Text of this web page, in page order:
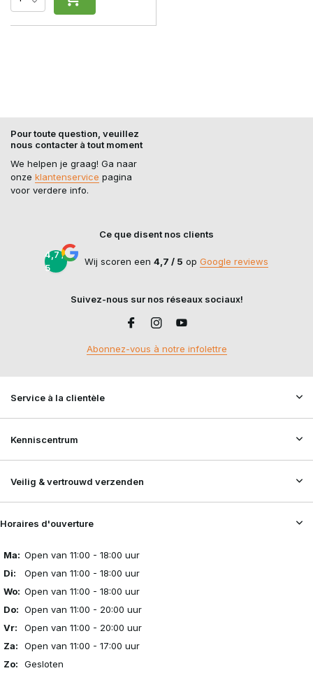
Pour toute question, veuillez
nous contacter à tout moment
We helpen je graag! Ga naar
onze klantenservice pagina
voor verdere info.
Ce que disent nos clients
4,7 /
5
Wij scoren een 4,7 / 5 op Google reviews
Suivez-nous sur nos réseaux sociaux!
Abonnez-vous à notre infolettre
Service à la clientèle
Kenniscentrum
Veilig & vertrouwd verzenden
Horaires d'ouverture
Ma: Open van 11:00 - 18:00 uur
Di:
Open van 11:00 - 18:00 uur
Wo: Open van 11:00 - 18:00 uur
Do: Open van 11:00 - 20:00 uur
Vr:
Open van 11:00 - 20:00 uur
Za:
Open van 11:00 - 17:00 uur
Zo:
Gesloten